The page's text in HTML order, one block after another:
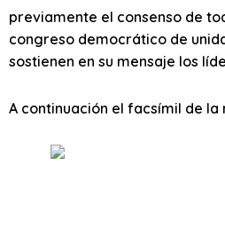
previamente el consenso de
congreso democrático de
sostienen en su mensaje los
A continuación el facsímil de la